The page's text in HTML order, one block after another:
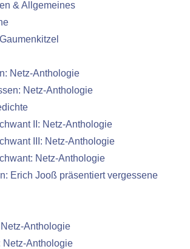
& Allgemeines
Netz-Anthologie
Netz-Anthologie
II: Netz-Anthologie
III: Netz-Anthologie
Netz-Anthologie
Erich Jooß präsentiert vergessene
Anthologie
Netz-Anthologie